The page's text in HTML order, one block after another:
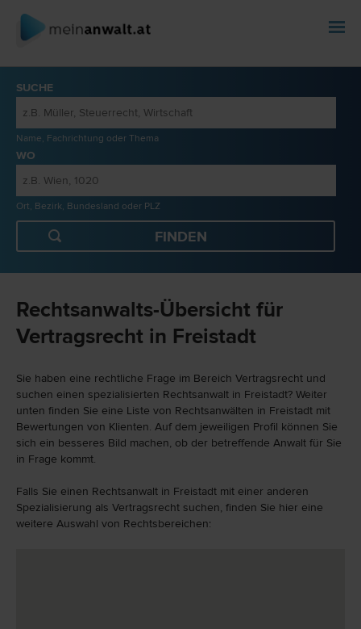
SUCHE
Name, Fachrichtung oder Thema
WO
Ort, Bezirk, Bundesland oder PLZ
Rechtsanwalts-Übersicht für
Vertragsrecht in Freistadt
Sie haben eine rechtliche Frage im Bereich Vertragsrecht und
suchen einen spezialisierten Rechtsanwalt in Freistadt? Weiter
unten finden Sie eine Liste von Rechtsanwälten in Freistadt mit
Bewertungen von Klienten. Auf dem jeweiligen Profil können Sie
sich ein besseres Bild machen, ob der betreffende Anwalt für Sie
in Frage kommt.
Falls Sie einen Rechtsanwalt in Freistadt mit einer anderen
Spezialisierung als Vertragsrecht suchen, finden Sie hier eine
weitere Auswahl von Rechtsbereichen: